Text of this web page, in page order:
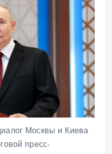
Москвы и Киева
пресс-